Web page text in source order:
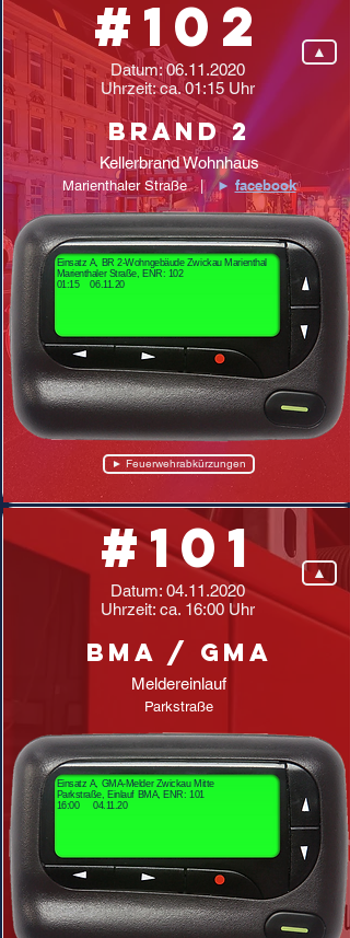
Datum:06.11.2020
Uhrzeit: ca. 01:15 Uhr
#102 ▲
Brand 2
Kellerbrand Wohnhaus
Marienthaler Straße |► facebook
Einsatz A, BR 2-Wohngebäude Zwickau Marienthal
Marienthaler Straße, ENR: 102
01:15 06.11.20
► Feuerwehrabkürzungen
Datum: 04.11.2020
Uhrzeit: ca. 16:00 Uhr
#101 ▲
BMA / GMA
Meldereinlauf
Parkstraße
Einsatz A, GMA-Melder Zwickau Mitte
Parkstraße, Einlauf BMA, ENR: 101
16:00 04.11.20